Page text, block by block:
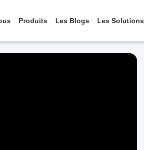
Produits Les Blogs Les Solutions